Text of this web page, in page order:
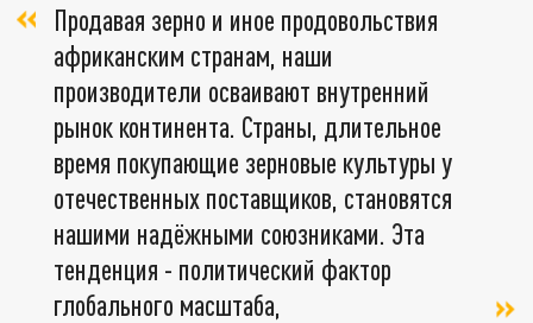
Продавая зерно и иное продовольствия
африканским странам, наши
производители осваивают внутренний
рынок континента. Страны, длительное
время покупающие зерновые культуры у
отечественных поставщиков, становятся
нашими надёжными союзниками. Эта
тенденция - политический фактор
глобального масштаба,